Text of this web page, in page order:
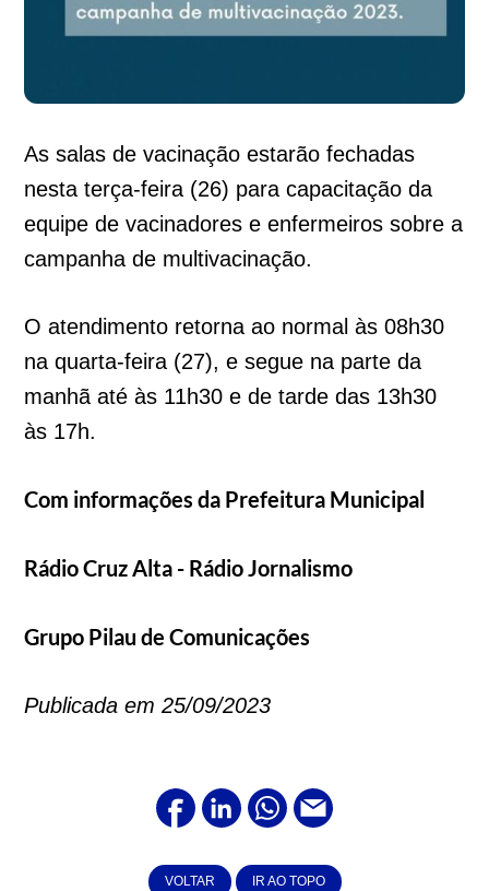
As salas de vacinação estarão fechadas
nesta terça-feira (26) para capacitação da
equipe de vacinadores e enfermeiros sobre a
campanha de multivacinação.
O atendimento retorna ao normal às 08h30
na quarta-feira (27), e segue na parte da
manhã até às 11h30 e de tarde das 13h30
às 17h.
Com informações da Prefeitura Municipal
Rádio Cruz Alta - Rádio Jornalismo
Grupo Pilau de Comunicações
Publicada em 25/09/2023
VOLTAR IR AO TOPO